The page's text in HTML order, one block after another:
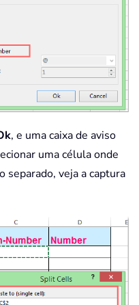
, e uma caixa de aviso
uma célula onde
separado, veja a captura